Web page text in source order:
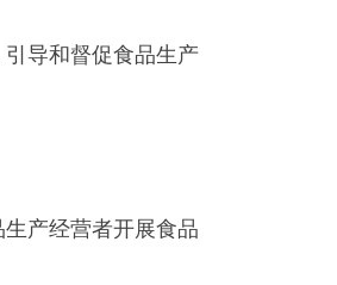
导和督促食品生产
产经营者开展食品